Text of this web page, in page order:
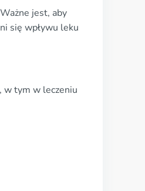
jest, aby
się wpływu leku
w tym w leczeniu